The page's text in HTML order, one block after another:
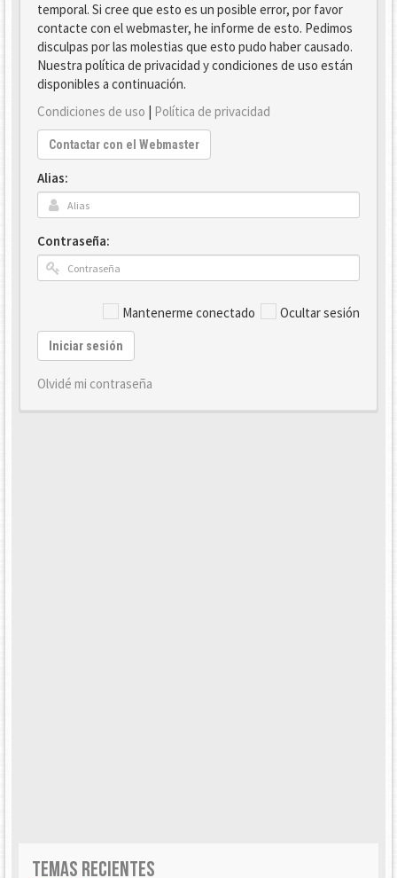
temporal. Si cree que esto es un posible error, por favor
contacte con el webmaster, he informe de esto. Pedimos
disculpas por las molestias que esto pudo haber causado.
Nuestra política de privacidad y condiciones de uso están
disponibles a continuación.
Condiciones de uso | Política de privacidad
Contactar con el Webmaster
Alias:
Contraseña:
Mantenerme conectado Ocultar sesión
Iniciar sesión
Olvidé mi contraseña
TEMAS RECIENTES